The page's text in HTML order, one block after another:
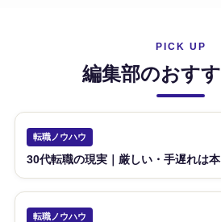
PICK UP
編集部のおす
転職ノウハウ
30代転職の現実｜厳しい・手遅れは
転職ノウハウ